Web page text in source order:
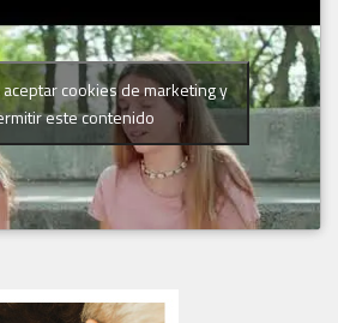
aceptar cookies de marketing y
este contenido